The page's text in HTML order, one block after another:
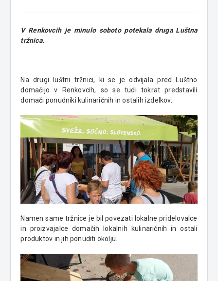
V Renkovcih je minulo soboto potekala druga Luštna
tržnica.
Na drugi luštni tržnici, ki se je odvijala pred Luštno
domačijo v Renkovcih, so se tudi tokrat predstavili
domači ponudniki kulinaričnih in ostalih izdelkov.
Namen same tržnice je bil povezati lokalne pridelovalce
in proizvajalce domačih lokalnih kulinaričnih in ostali
produktov in jih ponuditi okolju.